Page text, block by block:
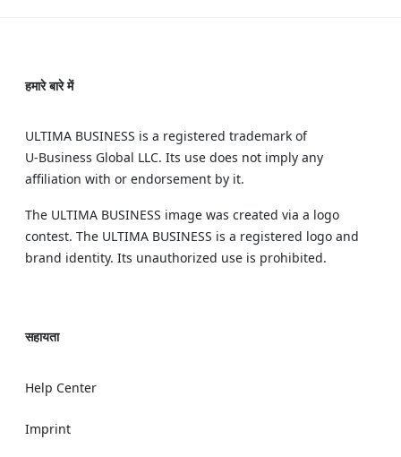
हमारे बारे में
ULTIMA BUSINESS is a registered trademark of
U‑Business Global LLC. Its use does not imply any
affiliation with or endorsement by it.
The ULTIMA BUSINESS image was created via a logo
contest. The ULTIMA BUSINESS is a registered logo and
brand identity. Its unauthorized use is prohibited.
सहायता
Help Center
Imprint